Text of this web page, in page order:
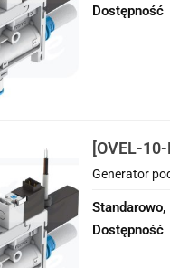
Dostępność
[OVEL-
Generator
Generator
Dostępność